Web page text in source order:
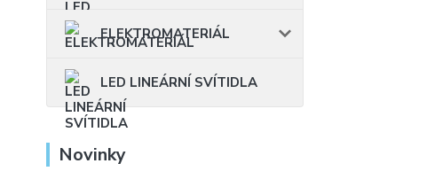
ELEKTROMATERIÁL
LED LINEÁRNÍ SVÍTIDLA
Novinky